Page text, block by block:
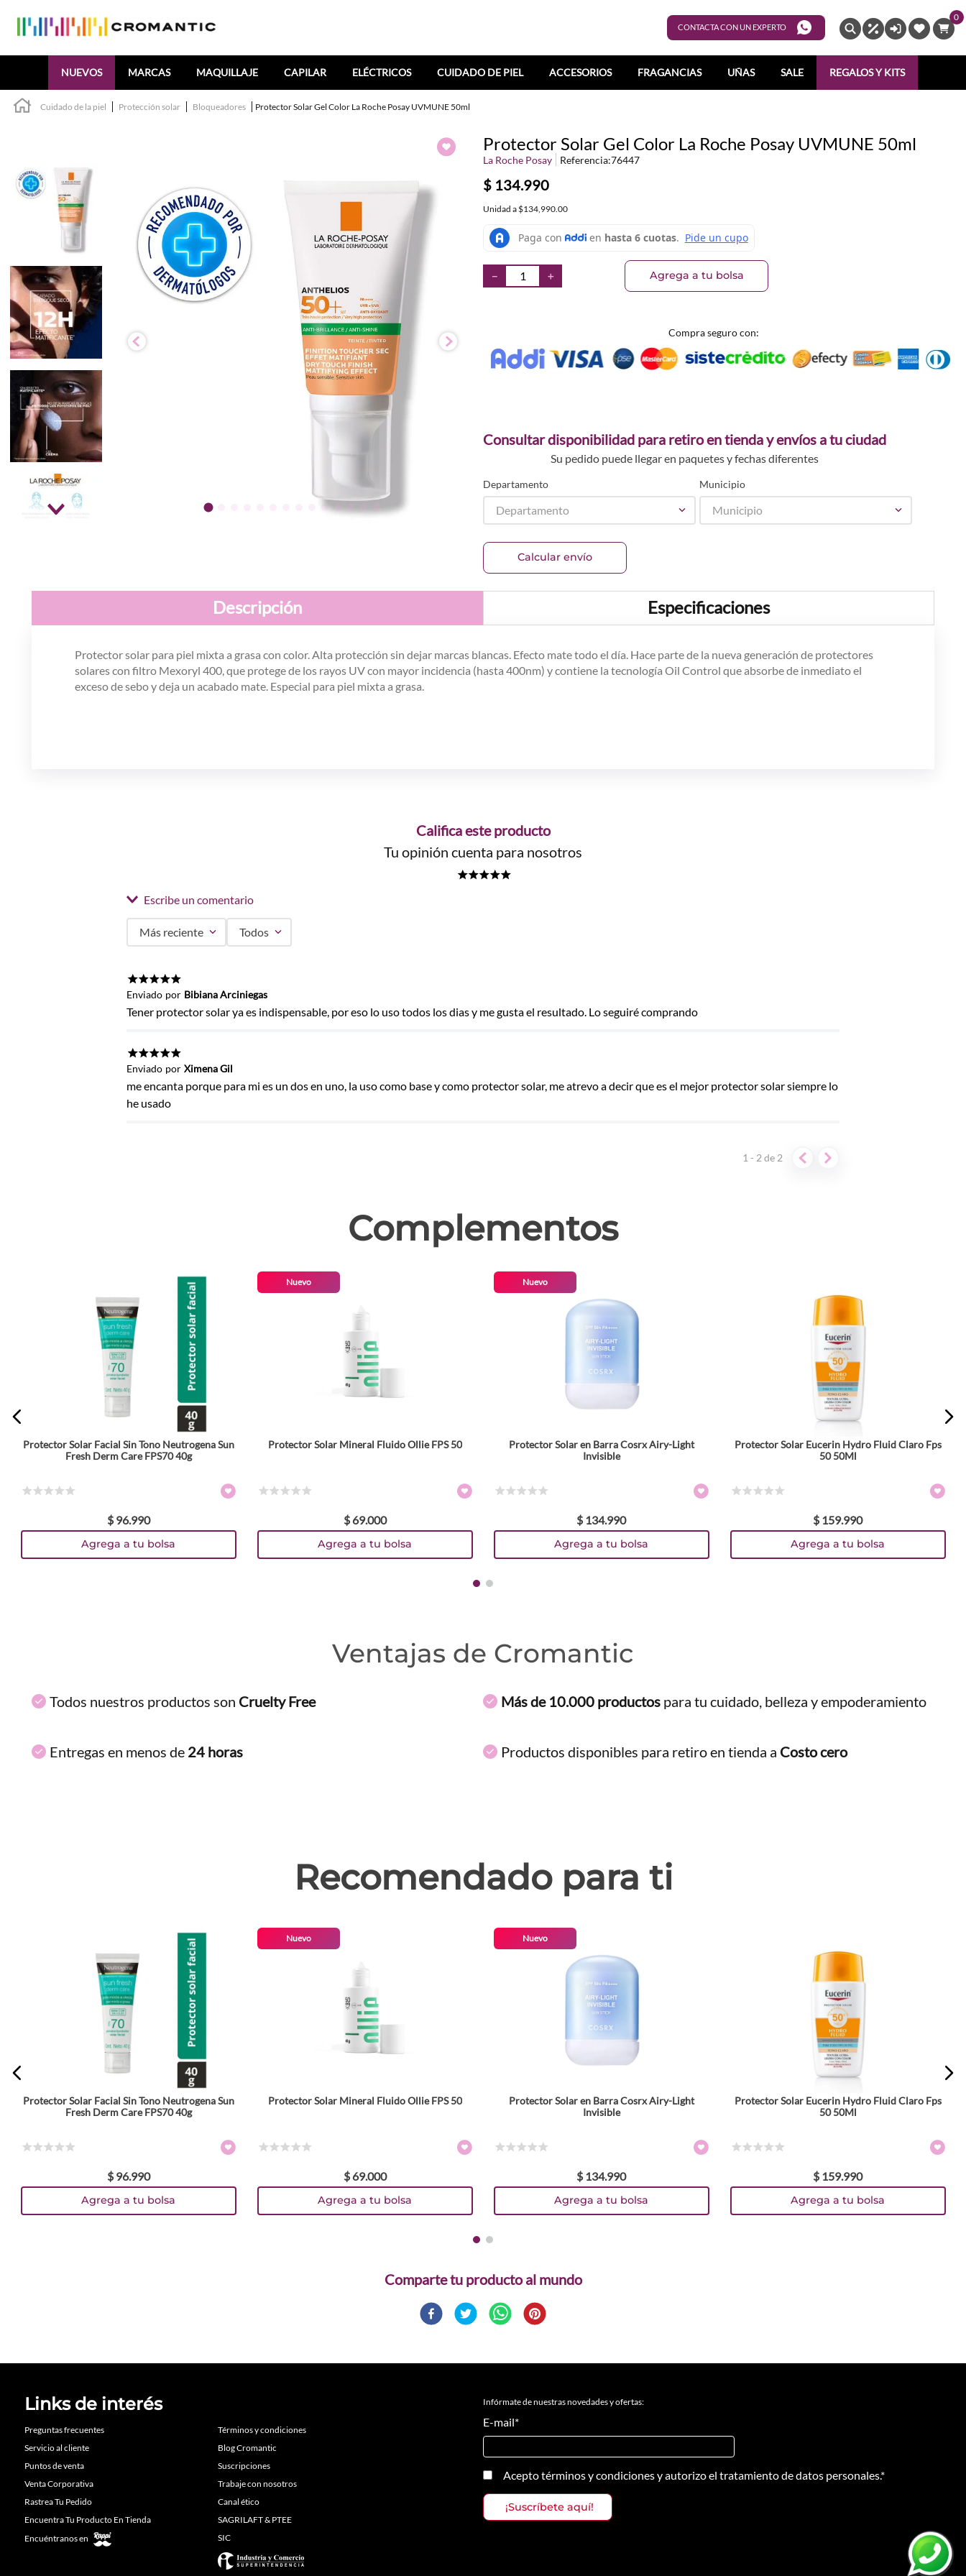
CONTACTA CON UN EXPERTO
0
NUEVOS MARCAS MAQUILLAJE CAPILAR ELÉCTRICOS CUIDADO DE PIEL ACCESORIOS FRAGANCIAS UÑAS SALE REGALOS Y KITS
Cuidado de la piel Protección solar Bloqueadores Protector Solar Gel Color La Roche Posay UVMUNE 50ml
Protector Solar Gel Color La Roche Posay UVMUNE 50ml
La Roche Posay Referencia:76447
$ 134.990
Unidad a $134,990.00
＋
－ Agrega a tu bolsa
Compra seguro con:
Consultar disponibilidad para retiro en tienda y envíos a tu ciudad
Su pedido puede llegar en paquetes y fechas diferentes
Departamento
Departamento
Municipio
Municipio
Calcular envío
Descripción Especificaciones
Protector solar para piel mixta a grasa con color. Alta protección sin dejar marcas blancas. Efecto mate todo el día. Hace parte de la nueva generación de protectores
solares con filtro Mexoryl 400, que protege de los rayos UV con mayor incidencia (hasta 400nm) y contiene la tecnología Oil Control que absorbe de inmediato el
exceso de sebo y deja un acabado mate. Especial para piel mixta a grasa.
Califica este producto
Tu opinión cuenta para nosotros
Escribe un comentario
Título
Califica el producto de 1 a 5 estrellas
Tu nombre
ENVIAR COMENTARIO
Más reciente Todos
Enviado por Bibiana Arciniegas
Tener protector solar ya es indispensable, por eso lo uso todos los dias y me gusta el resultado. Lo seguiré comprando
Enviado por Ximena Gil
me encanta porque para mi es un dos en uno, la uso como base y como protector solar, me atrevo a decir que es el mejor protector solar siempre lo
he usado
1 - 2de 2
Complementos
Protector Solar Facial Sin Tono Neutrogena Sun
Fresh Derm Care FPS70 40g
$ 96.990
Agrega a tu bolsa
Nuevo
Protector Solar Mineral Fluido Ollie FPS 50
$ 69.000
Agrega a tu bolsa
Nuevo
Protector Solar en Barra Cosrx Airy-Light
Invisible
$ 134.990
Agrega a tu bolsa
Protector Solar Eucerin Hydro Fluid Claro Fps
50 50Ml
$ 159.990
Agrega a tu bolsa
Ventajas de Cromantic
Todos nuestros productos son Cruelty Free Más de 10.000 productos para tu cuidado, belleza y empoderamiento
Entregas en menos de 24 horas Productos disponibles para retiro en tienda a Costo cero
Recomendado para ti
Protector Solar Facial Sin Tono Neutrogena Sun
Fresh Derm Care FPS70 40g
$ 96.990
Agrega a tu bolsa
Nuevo
Protector Solar Mineral Fluido Ollie FPS 50
$ 69.000
Agrega a tu bolsa
Nuevo
Protector Solar en Barra Cosrx Airy-Light
Invisible
$ 134.990
Agrega a tu bolsa
Protector Solar Eucerin Hydro Fluid Claro Fps
50 50Ml
$ 159.990
Agrega a tu bolsa
Comparte
Links de interés
Preguntas frecuentes
Servicio al cliente
Puntos de venta
Venta Corporativa
Rastrea Tu Pedido
Encuentra Tu Producto En Tienda
Encuéntranos en
Términos y condiciones
Blog Cromantic
Suscripciones
Trabaje con nosotros
Canal ético
SAGRILAFT & PTEE
SIC
Infórmate de nuestras novedades y ofertas:
E-mail*
Aceptotérminos y condicionesyautorizo el tratamiento de datos personales.*